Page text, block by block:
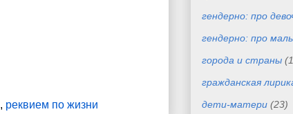
, реквием по жизни
гендерно: про
гендерно: про
города и страны
гражданская
дети-матери (23)